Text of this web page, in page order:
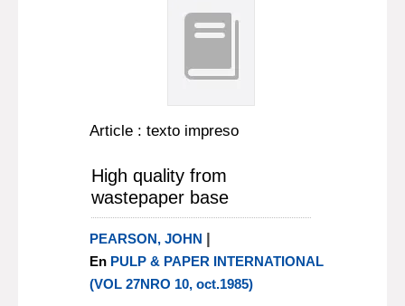
Article : texto impreso
High quality from
wastepaper base
PEARSON, JOHN |
En PULP & PAPER INTERNATIONAL
(VOL 27NRO 10, oct.1985)